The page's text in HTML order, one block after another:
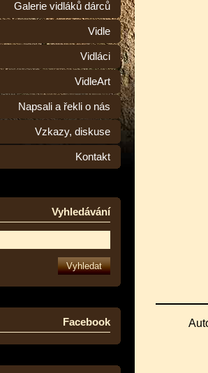
Galerie vidláků dárců
Vidle
Vidláci
VidleArt
Napsali a řekli o nás
Vzkazy, diskuse
Kontakt
Vyhledávání
Facebook